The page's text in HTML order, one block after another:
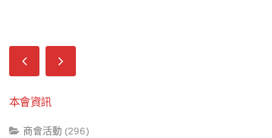
本會資訊
商會活動 (296)